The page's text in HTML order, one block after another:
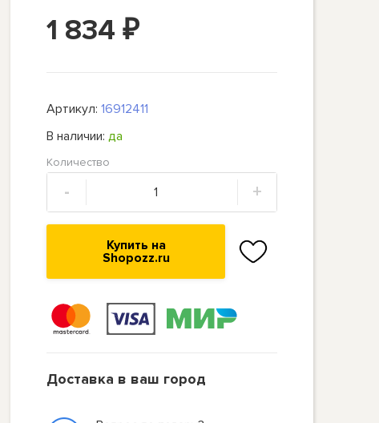
1 834₽
Артикул:16912411
В наличии:да
Количество
- +
Купить на
Shopozz.ru
Доставка в ваш город